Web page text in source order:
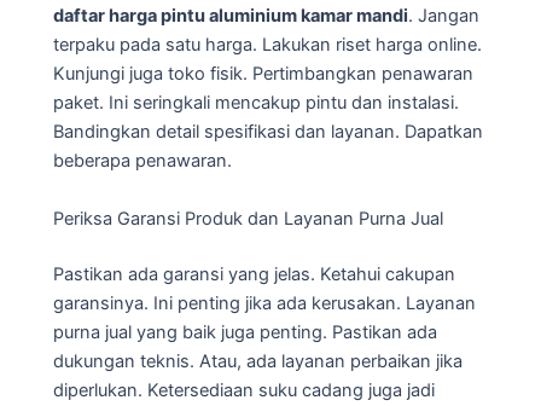
daftar harga pintu aluminium kamar mandi. Jangan
terpaku pada satu harga. Lakukan riset harga online.
Kunjungi juga toko fisik. Pertimbangkan penawaran
paket. Ini seringkali mencakup pintu dan instalasi.
Bandingkan detail spesifikasi dan layanan. Dapatkan
beberapa penawaran.
Periksa Garansi Produk dan Layanan Purna Jual
Pastikan ada garansi yang jelas. Ketahui cakupan
garansinya. Ini penting jika ada kerusakan. Layanan
purna jual yang baik juga penting. Pastikan ada
dukungan teknis. Atau, ada layanan perbaikan jika
diperlukan. Ketersediaan suku cadang juga jadi